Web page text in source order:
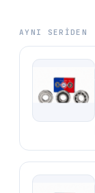
AYNI SERIDEN